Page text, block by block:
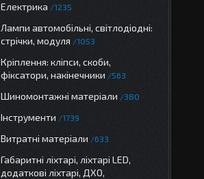
Електрика 1235
Лампи автомобільні, світлодіодні:
стрічки, модуля
1053
Кріплення: кліпси, скоби,
фіксатори, накінечники
563
Шиномонтажні матеріали 380
Інструменти 1739
Витратні матеріали 633
Габаритні ліхтарі, ліхтарі LED,
додаткові ліхтарі, ДХО,